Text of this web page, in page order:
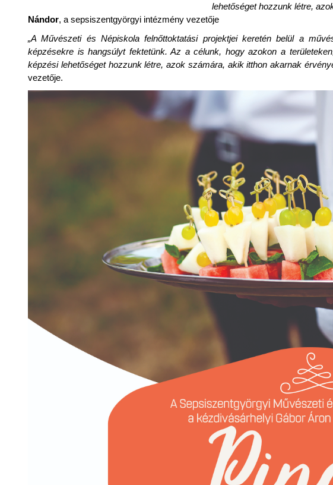
lehetőséget hozzunk létre,
Nándor, a sepsiszentgyörgyi intézmény vezetője
„A Művészeti és Népiskola felnőttoktatási projektjei keretén belül a
képzésekre is hangsúlyt fektetünk. Az a célunk, hogy azokon a
képzési lehetőséget hozzunk létre, azok számára, akik itthon akarnak
vezetője.